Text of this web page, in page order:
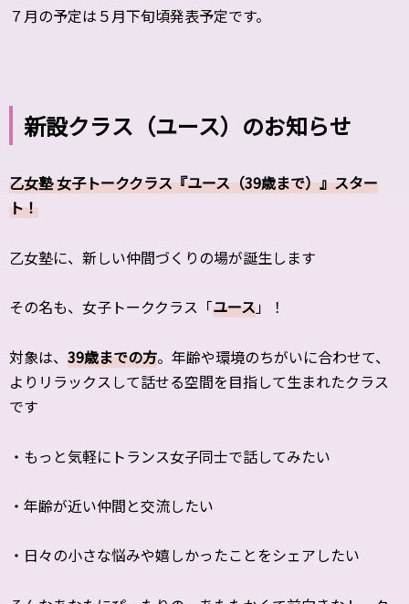
７月の予定は５月下旬頃発表予定です。
新設クラス（ユース）のお知らせ
乙女塾 女子トーククラス『ユース（39歳まで）』スター
ト！
乙女塾に、新しい仲間づくりの場が誕生します
その名も、女子トーククラス「ユース」！
対象は、 39歳までの方。年齢や環境のちがいに合わせて、
よりリラックスして話せる空間を目指して生まれたクラス
です
・もっと気軽にトランス女子同士で話してみたい
・年齢が近い仲間と交流したい
・日々の小さな悩みや嬉しかったことをシェアしたい